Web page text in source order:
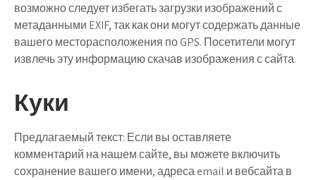
возможно следует избегать загрузки изображений с
метаданными EXIF, так как они могут содержать данные
вашего месторасположения по GPS. Посетители могут
извлечь эту информацию скачав изображения с сайта.
Куки
Предлагаемый текст: Если вы оставляете
комментарий на нашем сайте, вы можете включить
сохранение вашего имени, адреса email и вебсайта в